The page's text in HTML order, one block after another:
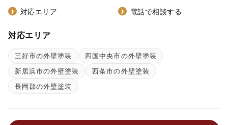
対応エリア 電話で相談する
対応エリア
三好市の外壁塗装
四国中央市の外壁塗装
新居浜市の外壁塗装
西条市の外壁塗装
長岡郡の外壁塗装